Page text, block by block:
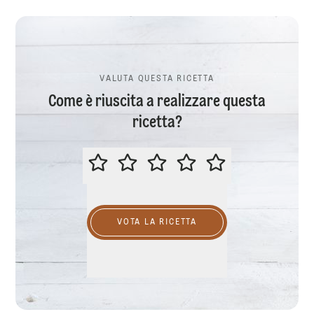
VALUTA QUESTA RICETTA
Come è riuscita a realizzare questa
ricetta?
VALUTA QUESTA RICETTA
VOTA LA RICETTA